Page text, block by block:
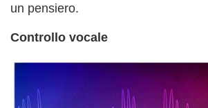
un pensiero.
Controllo vocale